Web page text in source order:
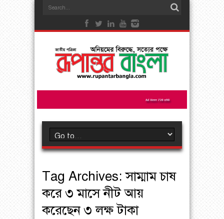
Tag Archives:সাম্মাম চাষ
করে ৩ মাসে নীট আয়
করেছেন ৩ লক্ষ টাকা